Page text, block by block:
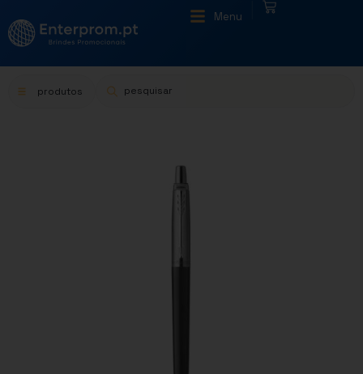
Menu
produtos